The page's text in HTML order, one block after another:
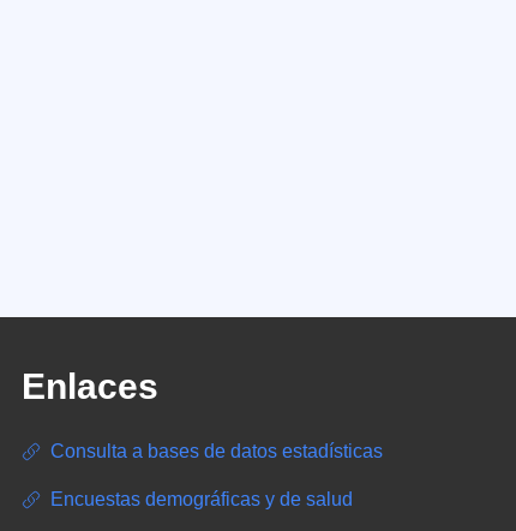
Enlaces
Consulta a bases de datos estadísticas
Encuestas demográficas y de salud